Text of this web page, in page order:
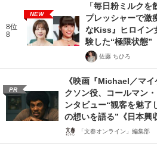
8位
8
NEW
「毎日粉ミルク
プレッシャーで激
なKiss』ヒロイン
験した“極限状態”
佐藤 ちひろ
PR
《映画『Michael／マ
クソン役、コールマン
ンタビュー“観客を魅了
の想いを語る”《日本興
「文春オンライン」編集部